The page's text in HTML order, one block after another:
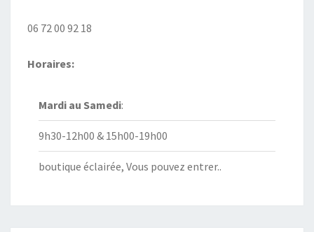
06 72 00 92 18
Horaires:
Mardi au Samedi:
9h30-12h00 & 15h00-19h00
boutique éclairée, Vous pouvez entrer..